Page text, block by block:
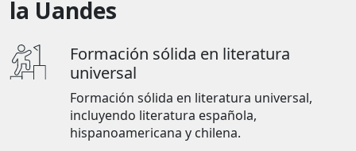
la Uandes
Formación sólida en literatura
universal
Formación sólida en literatura universal,
incluyendo literatura española,
hispanoamericana y chilena.